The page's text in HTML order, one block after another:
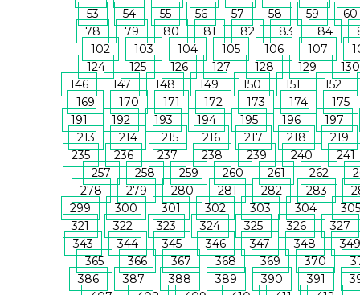
53
54 55 56 57 58 59
60
78
79 80 81 82 83 84
102
103 104 105 106 107
124
125 126 127 128 129
130
146
147 148 149 150 151
152
169
170 171 172 173 174
175
191
192 193 194 195 196
197
213
214 215 216 217 218
219
235
236 237 238 239 240
241
257
258 259 260 261 262
278
279 280 281 282 283
299
300 301 302 303 304
305
321
322 323 324 325 326
327
343
344 345 346 347 348
349
365
366 367 368 369 370
386
387 388 389 390 391